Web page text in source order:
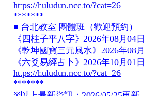
https://huludun.ncc.to/?cat=26
*******
■ 台北教室 團體班（歡迎預約）
《四柱子平八字》2026年08月04
《乾坤國寶三元風水》2026年08
《六爻易經占卜》2026年10月01
https://huludun.ncc.to/?cat=26
*******